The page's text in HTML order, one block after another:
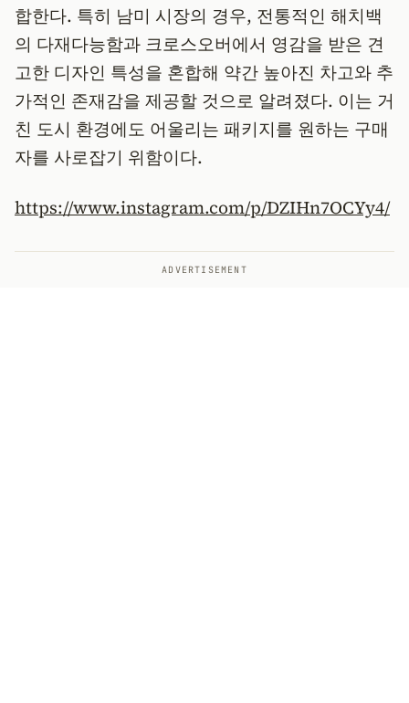
합한다. 특히 남미 시장의 경우, 전통적인 해치백
의 다재다능함과 크로스오버에서 영감을 받은 견
고한 디자인 특성을 혼합해 약간 높아진 차고와 추
가적인 존재감을 제공할 것으로 알려졌다. 이는 거
친 도시 환경에도 어울리는 패키지를 원하는 구매
자를 사로잡기 위함이다.
https://www.instagram.com/p/DZIHn7OCYy4/
ADVERTISEMENT